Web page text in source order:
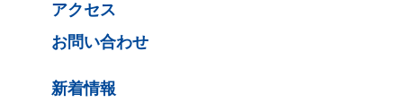
アクセス
お問い合わせ
新着情報